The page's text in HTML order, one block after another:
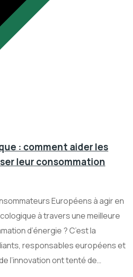
: comment aider les
leur consommation
Européens à agir en
à travers une meilleure
d’énergie ? C’est la
responsables européens et
l’innovation ont tenté de…